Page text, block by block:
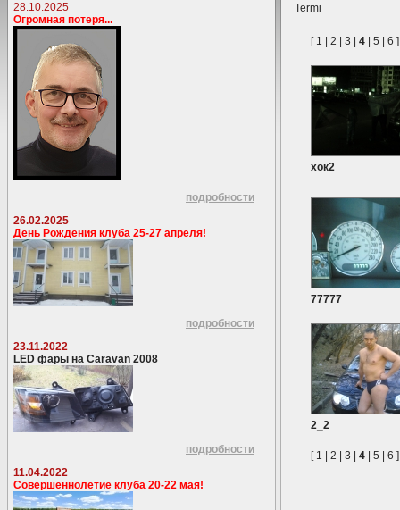
28.10.2025
Огромная потеря...
подробности
26.02.2025
День Рождения клуба 25-27 апреля!
подробности
23.11.2022
LED фары на Caravan 2008
подробности
11.04.2022
Совершеннолетие клуба 20-22 мая!
Termi
[ 1 2 3 4 5 6 ]
хок2
77777
2_2
[ 1 2 3 4 5 6 ]